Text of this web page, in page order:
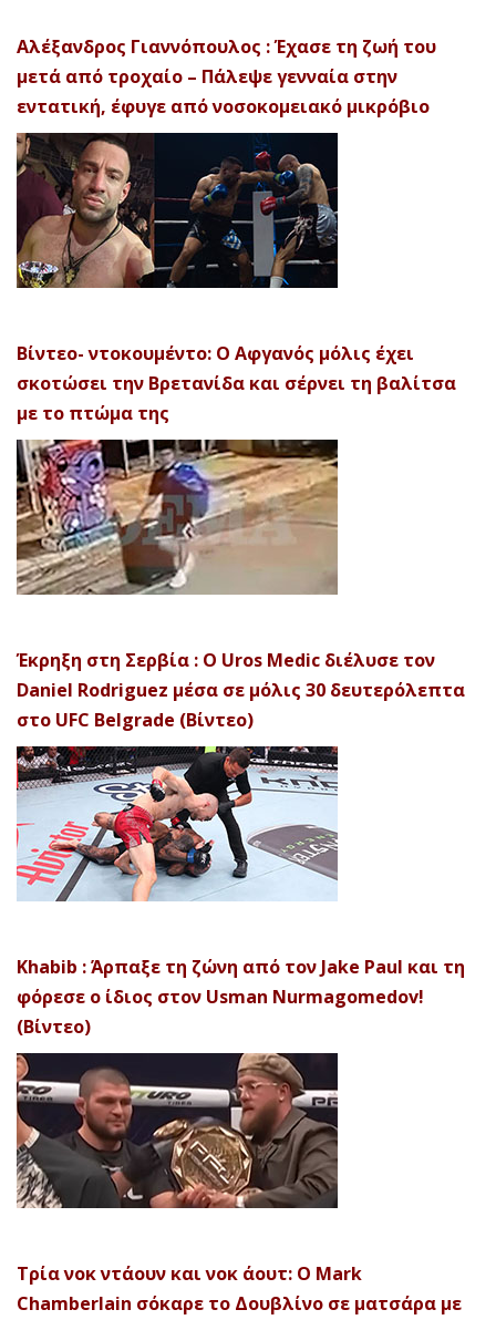
Αλέξανδρος Γιαννόπουλος : Έχασε τη ζωή του
μετά από τροχαίο – Πάλεψε γενναία στην
εντατική, έφυγε από νοσοκομειακό μικρόβιο
Βίντεο- ντοκουμέντο: Ο Αφγανός μόλις έχει
σκοτώσει την Βρετανίδα και σέρνει τη βαλίτσα
με το πτώμα της
Έκρηξη στη Σερβία : Ο Uros Medic διέλυσε τον
Daniel Rodriguez μέσα σε μόλις 30 δευτερόλεπτα
στο UFC Belgrade (Βίντεο)
Khabib : Άρπαξε τη ζώνη από τον Jake Paul και τη
φόρεσε ο ίδιος στον Usman Nurmagomedov!
(Βίντεο)
Τρία νοκ ντάουν και νοκ άουτ: Ο Mark
Chamberlain σόκαρε το Δουβλίνο σε ματσάρα με